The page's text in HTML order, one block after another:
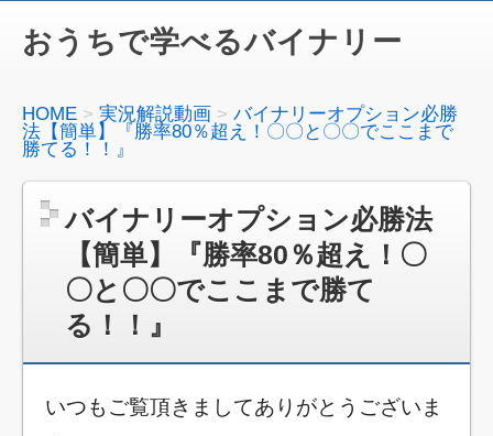
おうちで学べるバイナリー
HOME 実況解説動画
バイナリーオプション必勝
法【簡単】『勝率80％超え！〇〇と〇〇でここまで
勝てる！！』
バイナリーオプション必勝法
【簡単】『勝率80％超え！〇
〇と〇〇でここまで勝て
る！！』
いつもご覧頂きましてありがとうございま